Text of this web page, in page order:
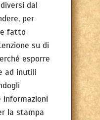
dal
per
fatto
su di
esporre
ad inutili
la stampa